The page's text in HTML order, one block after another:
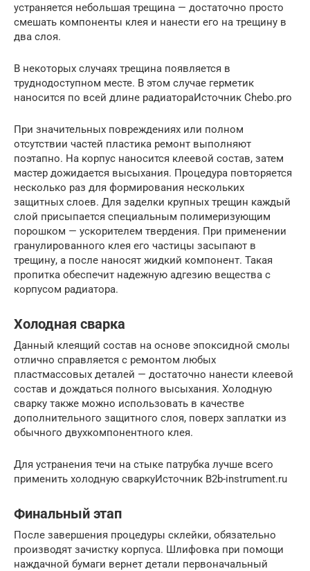
устраняется небольшая трещина — достаточно просто
смешать компоненты клея и нанести его на трещину в
два слоя.
В некоторых случаях трещина появляется в
труднодоступном месте. В этом случае герметик
наносится по всей длине радиатораИсточник Chebo.pro
При значительных повреждениях или полном
отсутствии частей пластика ремонт выполняют
поэтапно. На корпус наносится клеевой состав, затем
мастер дожидается высыхания. Процедура повторяется
несколько раз для формирования нескольких
защитных слоев. Для заделки крупных трещин каждый
слой присыпается специальным полимеризующим
порошком — ускорителем твердения. При применении
гранулированного клея его частицы засыпают в
трещину, а после наносят жидкий компонент. Такая
пропитка обеспечит надежную адгезию вещества с
корпусом радиатора.
Холодная сварка
Данный клеящий состав на основе эпоксидной смолы
отлично справляется с ремонтом любых
пластмассовых деталей — достаточно нанести клеевой
состав и дождаться полного высыхания. Холодную
сварку также можно использовать в качестве
дополнительного защитного слоя, поверх заплатки из
обычного двухкомпонентного клея.
Для устранения течи на стыке патрубка лучше всего
применить холодную сваркуИсточник B2b-instrument.ru
Финальный этап
После завершения процедуры склейки, обязательно
производят зачистку корпуса. Шлифовка при помощи
наждачной бумаги вернет детали первоначальный